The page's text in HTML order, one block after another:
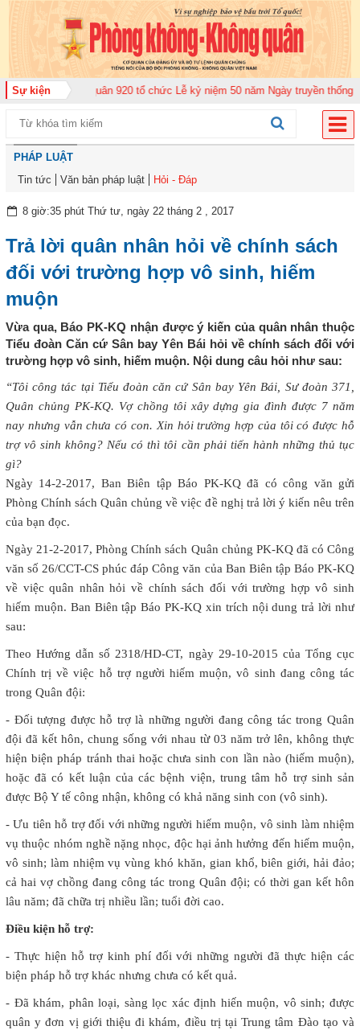
Sự kiện
đoàn Không quân 920 tổ chức Lễ kỷ niệm 50 năm Ngày truyền thống (12-
PHÁP LUẬT
Tin tức
Văn bản pháp luật Hỏi - Đáp
8 giờ:35 phút Thứ tư, ngày 22 tháng 2 , 2017
Trả lời quân nhân hỏi về chính sách
đối với trường hợp vô sinh, hiếm
muộn
Vừa qua, Báo PK-KQ nhận được ý kiến của quân nhân thuộc
Tiểu đoàn Căn cứ Sân bay Yên Bái hỏi về chính sách đối với
trường hợp vô sinh, hiếm muộn. Nội dung câu hỏi như sau:
“Tôi công tác tại Tiểu đoàn căn cứ Sân bay Yên Bái, Sư đoàn 371,
Quân chủng PK-KQ. Vợ chồng tôi xây dựng gia đình được 7 năm
nay nhưng vẫn chưa có con. Xin hỏi trường hợp của tôi có được hỗ
trợ vô sinh không? Nếu có thì tôi cần phải tiến hành những thủ tục
gì?
Ngày 14-2-2017, Ban Biên tập Báo PK-KQ đã có công văn gửi
Phòng Chính sách Quân chủng về việc đề nghị trả lời ý kiến nêu trên
của bạn đọc.
Ngày 21-2-2017, Phòng Chính sách Quân chủng PK-KQ đã có Công
văn số 26/CCT-CS phúc đáp Công văn của Ban Biên tập Báo PK-KQ
về việc quân nhân hỏi về chính sách đối với trường hợp vô sinh
hiếm muộn. Ban Biên tập Báo PK-KQ xin trích nội dung trả lời như
sau:
Theo Hướng dẫn số 2318/HD-CT, ngày 29-10-2015 của Tổng cục
Chính trị về việc hỗ trợ người hiếm muộn, vô sinh đang công tác
trong Quân đội:
- Đối tượng được hỗ trợ là những người đang công tác trong Quân
đội đã kết hôn, chung sống với nhau từ 03 năm trở lên, không thực
hiện biện pháp tránh thai hoặc chưa sinh con lần nào (hiếm muộn),
hoặc đã có kết luận của các bệnh viện, trung tâm hỗ trợ sinh sản
được Bộ Y tế công nhận, không có khả năng sinh con (vô sinh).
- Ưu tiên hỗ trợ đối với những người hiếm muộn, vô sinh làm nhiệm
vụ thuộc nhóm nghề nặng nhọc, độc hại ảnh hưởng đến hiếm muộn,
vô sinh; làm nhiệm vụ vùng khó khăn, gian khổ, biên giới, hải đảo;
cả hai vợ chồng đang công tác trong Quân đội; có thời gan kết hôn
lâu năm; đã chữa trị nhiều lần; tuổi đời cao.
Điều kiện hỗ trợ:
- Thực hiện hỗ trợ kinh phí đối với những người đã thực hiện các
biện pháp hỗ trợ khác nhưng chưa có kết quả.
- Đã khám, phân loại, sàng lọc xác định hiến muộn, vô sinh; được
quân y đơn vị giới thiệu đi khám, điều trị tại Trung tâm Đào tạo và